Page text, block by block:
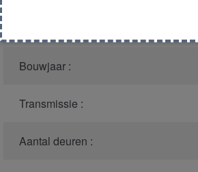
Bouwjaar :
Transmissie :
Aantal deuren :